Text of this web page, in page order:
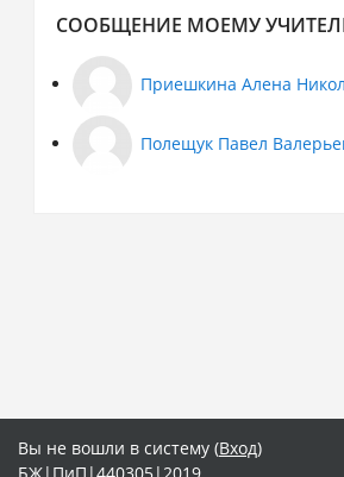
Сообщение
учителю
СООБЩЕНИЕ МОЕМУ
Приешкина Алена
Полещук Павел
Вы не вошли в систему (Вход)